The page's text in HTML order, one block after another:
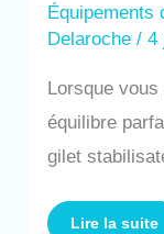
Équipements
Delaroche/4
Lorsque
équilibre
gilet
Lire la suite